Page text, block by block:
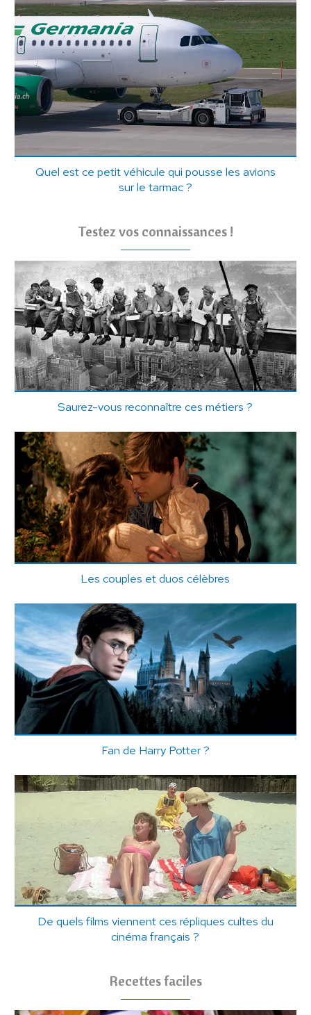
Quel est ce petit véhicule qui pousse les avions
sur le tarmac ?
Testez vos connaissances !
Saurez-vous reconnaître ces métiers ?
Les couples et duos célèbres
Fan de Harry Potter ?
De quels films viennent ces répliques cultes du
cinéma français ?
Recettes faciles